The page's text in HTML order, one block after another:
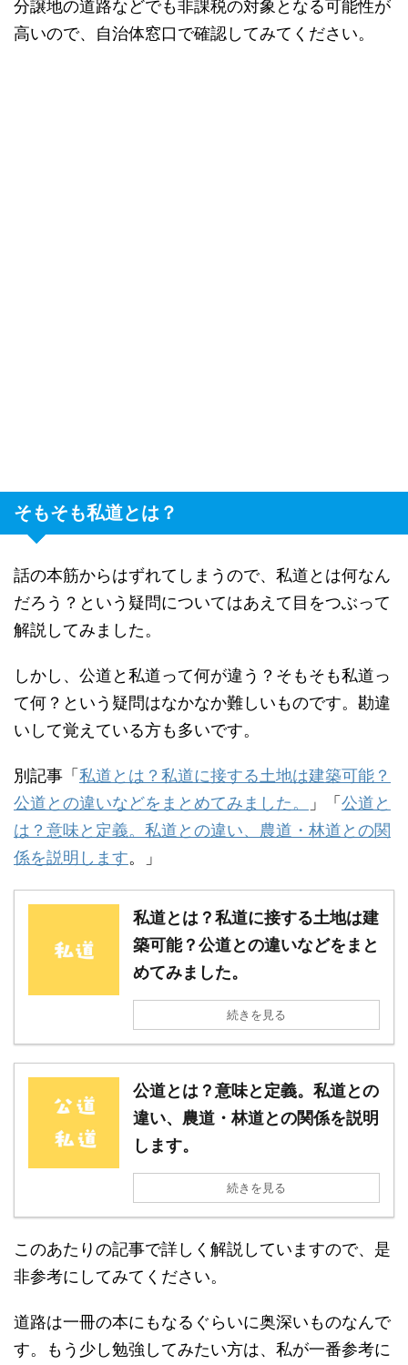
分譲地の道路などでも非課税の対象となる可能性が
高いので、自治体窓口で確認してみてください。
そもそも私道とは？
話の本筋からはずれてしまうので、私道とは何なん
だろう？という疑問についてはあえて目をつぶって
解説してみました。
しかし、公道と私道って何が違う？そもそも私道っ
て何？という疑問はなかなか難しいものです。勘違
いして覚えている方も多いです。
別記事「 私道とは？私道に接する土地は建築可能？
公道との違いなどをまとめてみました。
」「 公道と
は？意味と定義。私道との違い、農道・林道との関
係を説明します。」
私道とは？私道に接する土地は建
築可能？公道との違いなどをまと
めてみました。
続きを見る
公道とは？意味と定義。私道との
違い、農道・林道との関係を説明
します。
続きを見る
このあたりの記事で詳しく解説していますので、是
非参考にしてみてください。
道路は一冊の本にもなるぐらいに奥深いものなんで
す。もう少し勉強してみたい方は、私が一番参考に